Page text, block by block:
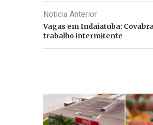
Noticia Anterior
Vagas em Indaiatuba:
trabalho intermitente